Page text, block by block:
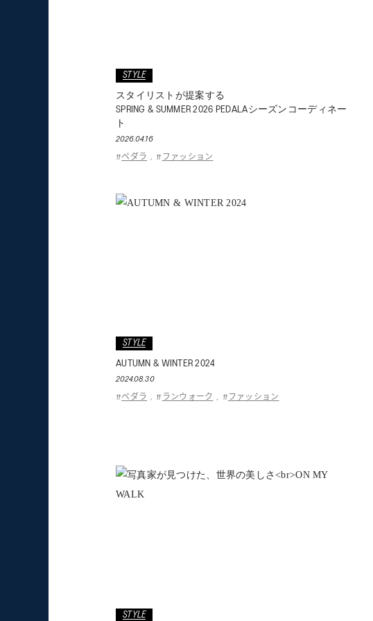
STYLE
スタイリストが提案する
SPRING & SUMMER 2026 PEDALAシーズンコーディネー
ト
2026.04.16
# ペダラ , # ファッション
STYLE
AUTUMN & WINTER 2024
2024.08.30
# ペダラ , # ランウォーク , # ファッション
STYLE